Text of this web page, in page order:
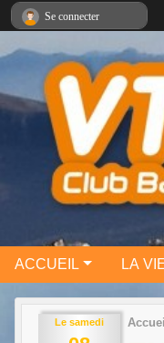
ACCUEIL LA
Le samedi Accueil
Se connecter
Panneau de gestion des